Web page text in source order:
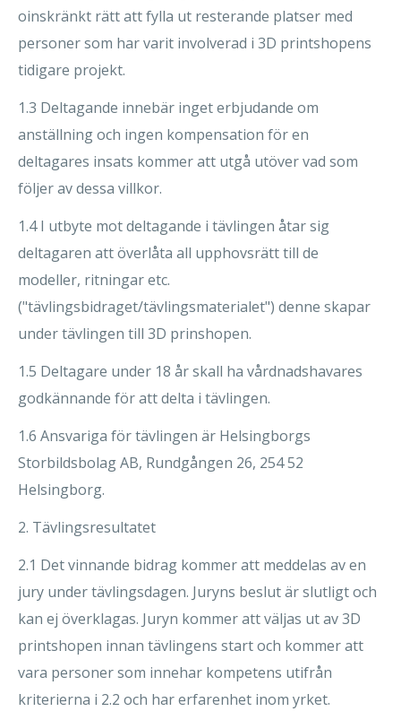
oinskränkt rätt att fylla ut resterande platser med
personer som har varit involverad i 3D printshopens
tidigare projekt.
1.3 Deltagande innebär inget erbjudande om
anställning och ingen kompensation för en
deltagares insats kommer att utgå utöver vad som
följer av dessa villkor.
1.4 I utbyte mot deltagande i tävlingen åtar sig
deltagaren att överlåta all upphovsrätt till de
modeller, ritningar etc.
("tävlingsbidraget/tävlingsmaterialet") denne skapar
under tävlingen till 3D prinshopen.
1.5 Deltagare under 18 år skall ha vårdnadshavares
godkännande för att delta i tävlingen.
1.6 Ansvariga för tävlingen är Helsingborgs
Storbildsbolag AB, Rundgången 26, 254 52
Helsingborg.
2. Tävlingsresultatet
2.1 Det vinnande bidrag kommer att meddelas av en
jury under tävlingsdagen. Juryns beslut är slutligt och
kan ej överklagas. Juryn kommer att väljas ut av 3D
printshopen innan tävlingens start och kommer att
vara personer som innehar kompetens utifrån
kriterierna i 2.2 och har erfarenhet inom yrket.